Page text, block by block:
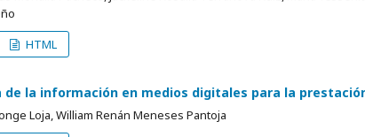
HTML
la información en medios digitales para la
Loja, William Renán Meneses Pantoja